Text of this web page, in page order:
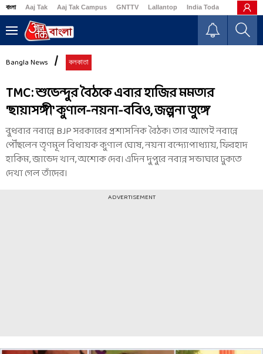
বাংলা Aaj Tak Aaj Tak Campus GNTTV Lallantop India Today Business
Bangla News কলকাতা
TMC: শুভেন্দুর বৈঠকে এবার হাজির মমতার
'ছায়াসঙ্গী' কুণাল-নয়না-ববিও, জল্পনা তুঙ্গে
বুধবার নবান্নে BJP সরকারের প্রশাসনিক বৈঠক। তার আগেই নবান্নে
পৌঁছলেন তৃণমূল বিধায়ক কুণাল ঘোষ, নয়না বন্দ্যোপাধ্যায়, ফিরহাদ
হাকিম, জাভেদ খান, অশোক দেব। এদিন দুপুরে নবান্ন সভাঘরে ঢুকতে
দেখা গেল তাঁদের।
ADVERTISEMENT